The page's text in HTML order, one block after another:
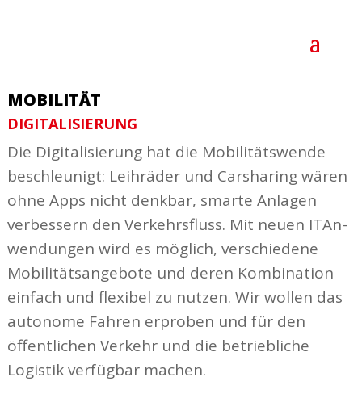
MOBILITÄT
DIGI­TA­LI­SIERUNG
Die Digi­ta­li­sierung hat die Mobi­li­täts­wende
beschleunigt: Leih­räder und Carsharing wären
ohne Apps nicht denkbar, smarte Anlagen
verbessern den Verkehrs­fluss. Mit neuen ITAn­
wen­dungen wird es möglich, verschiedene
Mobi­li­täts­an­gebote und deren Kombi­nation
einfach und flexibel zu nutzen. Wir wollen das
autonome Fahren erproben und für den
öffent­lichen Verkehr und die betrieb­liche
Logistik verfügbar machen.